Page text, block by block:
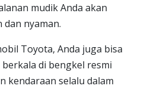
mudik Anda akan
dan nyaman.
Toyota, Anda juga bisa
di bengkel resmi
kendaraan selalu dalam